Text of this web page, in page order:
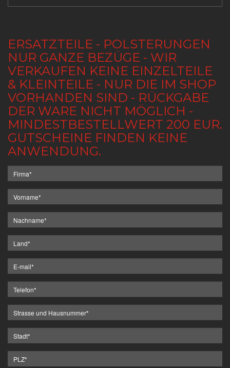
ERSATZTEILE - POLSTERUNGEN
NUR GANZE BEZÜGE - WIR
VERKAUFEN KEINE EINZELTEILE
& KLEINTEILE - NUR DIE IM SHOP
VORHANDEN SIND - RÜCKGABE
DER WARE NICHT MÖGLICH -
MINDESTBESTELLWERT 200 EUR.
GUTSCHEINE FINDEN KEINE
ANWENDUNG.